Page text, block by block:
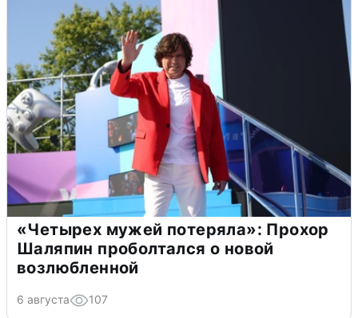
«Четырех мужей потеряла»: Прохор
Шаляпин проболтался о новой
возлюбленной
6 августа 107